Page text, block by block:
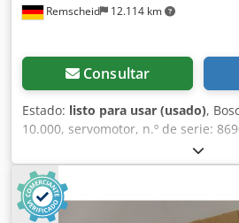
Remscheid 12.114 km
Consultar
Estado: listo para usar (usado),
10.000, servomotor, n.º de serie:
sido reacondicionado por Bosch. Se
usado, en buen estado de
al 100%. El alcance del suministro
Dodpfxji D Hf Ns Adwsck